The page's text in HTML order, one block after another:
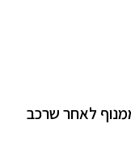
לאחר שרכב